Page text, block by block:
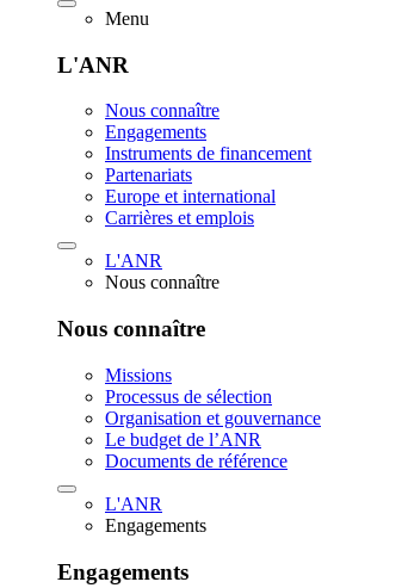
Menu
L'ANR
Nous connaître
Engagements
Instruments de financement
Partenariats
Europe et international
Carrières et emplois
L'ANR
Nous connaître
Nous connaître
Missions
Processus de sélection
Organisation et gouvernance
Le budget de l’ANR
Documents de référence
L'ANR
Engagements
Engagements